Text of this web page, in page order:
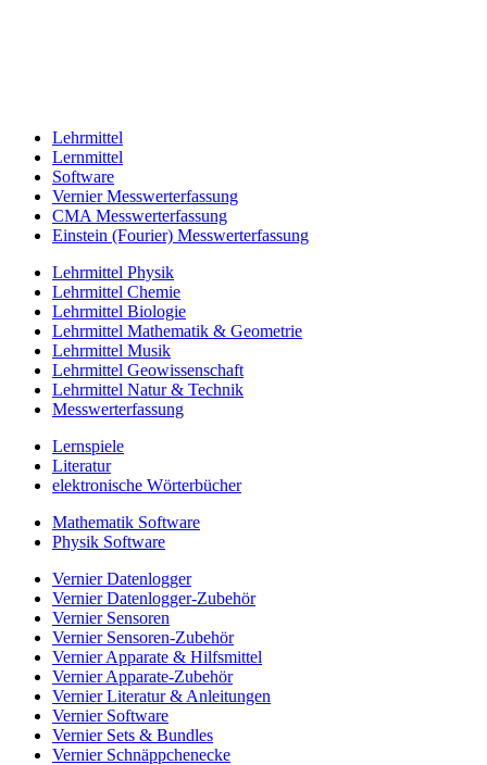
Lehrmittel
Lernmittel
Software
Vernier Messwerterfassung
CMA Messwerterfassung
Einstein (Fourier) Messwerterfassung
Lehrmittel Physik
Lehrmittel Chemie
Lehrmittel Biologie
Lehrmittel Mathematik & Geometrie
Lehrmittel Musik
Lehrmittel Geowissenschaft
Lehrmittel Natur & Technik
Messwerterfassung
Lernspiele
Literatur
elektronische Wörterbücher
Mathematik Software
Physik Software
Vernier Datenlogger
Vernier Datenlogger-Zubehör
Vernier Sensoren
Vernier Sensoren-Zubehör
Vernier Apparate & Hilfsmittel
Vernier Apparate-Zubehör
Vernier Literatur & Anleitungen
Vernier Software
Vernier Sets & Bundles
Vernier Schnäppchenecke